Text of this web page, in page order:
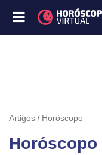
Artigos Horóscopo